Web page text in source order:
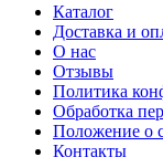
Каталог
Доставка и
О нас
Отзывы
Политика
Обработка
Положение о
Контакты